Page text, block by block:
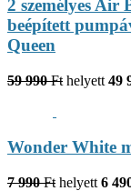
2 személyes Air
beépített
Queen
59 990 Ft helyett 49
Wonder White
7 990 Ft helyett 6